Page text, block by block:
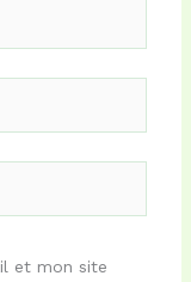
et mon site